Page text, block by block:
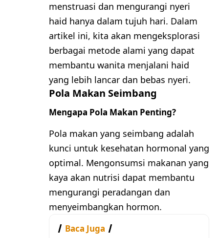
menstruasi dan mengurangi nyeri
haid hanya dalam tujuh hari. Dalam
artikel ini, kita akan mengeksplorasi
berbagai metode alami yang dapat
membantu wanita menjalani haid
yang lebih lancar dan bebas nyeri.
Pola Makan Seimbang
Mengapa Pola Makan Penting?
Pola makan yang seimbang adalah
kunci untuk kesehatan hormonal yang
optimal. Mengonsumsi makanan yang
kaya akan nutrisi dapat membantu
mengurangi peradangan dan
menyeimbangkan hormon.
Baca Juga